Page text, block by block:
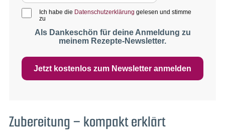
Ich habe die Datenschutzerklärung gelesen und stimme
zu
Als Dankeschön für deine Anmeldung zu
meinem Rezepte-Newsletter.
Jetzt kostenlos zum Newsletter anmelden
Zubereitung – kompakt erklärt